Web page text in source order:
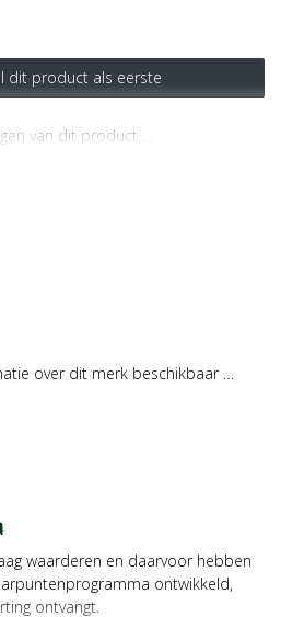
dit product als eerste
van dit product …
over dit merk beschikbaar …
waarderen en daarvoor hebben
ontwikkeld,
ontvangt.